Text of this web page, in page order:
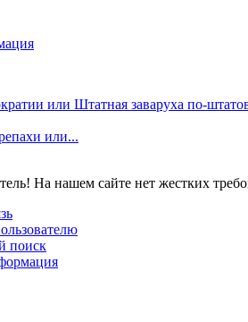
или Штатная заваруха по-
или...
На нашем сайте нет жестких
поиск